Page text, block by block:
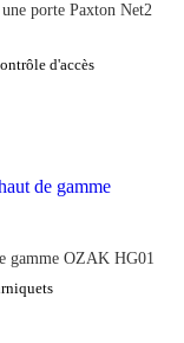
porte Paxton Net2
d'accès
gamme OZAK HG01